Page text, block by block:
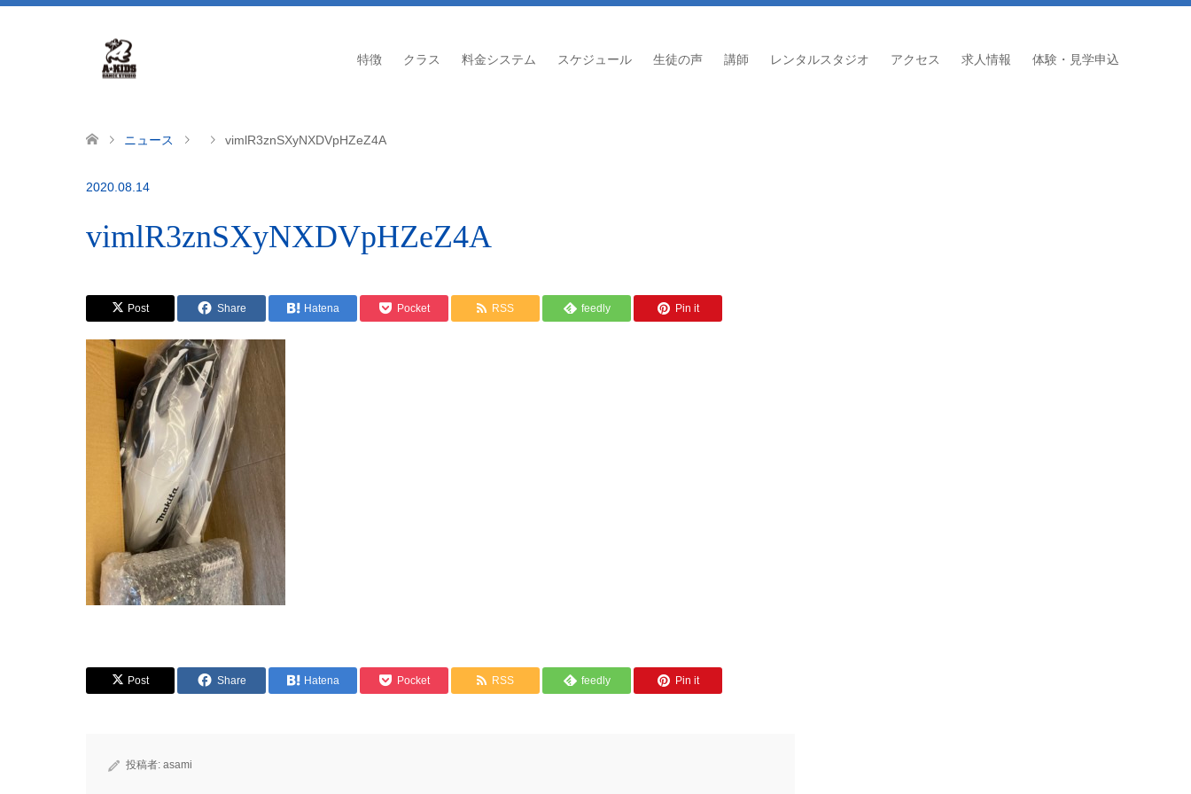
特徴 クラス 料金システム スケジュール 生徒の声 講師 レンタルスタジオ アクセス 求人情報 体験・見学申込
ニュース vimlR3znSXyNXDVpHZeZ4A
2020.08.14
vimlR3znSXyNXDVpHZeZ4A
Post Share Hatena Pocket RSS feedly Pin it
Post Share Hatena Pocket RSS feedly Pin it
投稿者: asami